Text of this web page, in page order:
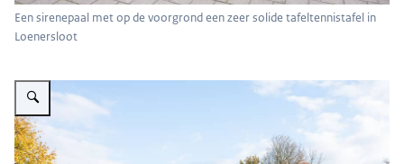
Een sirenepaal met op de voorgrond een zeer solide tafeltennistafel in
Loenersloot
Vergroot afbeelding Een plein omringd met huizen, op het plein staan